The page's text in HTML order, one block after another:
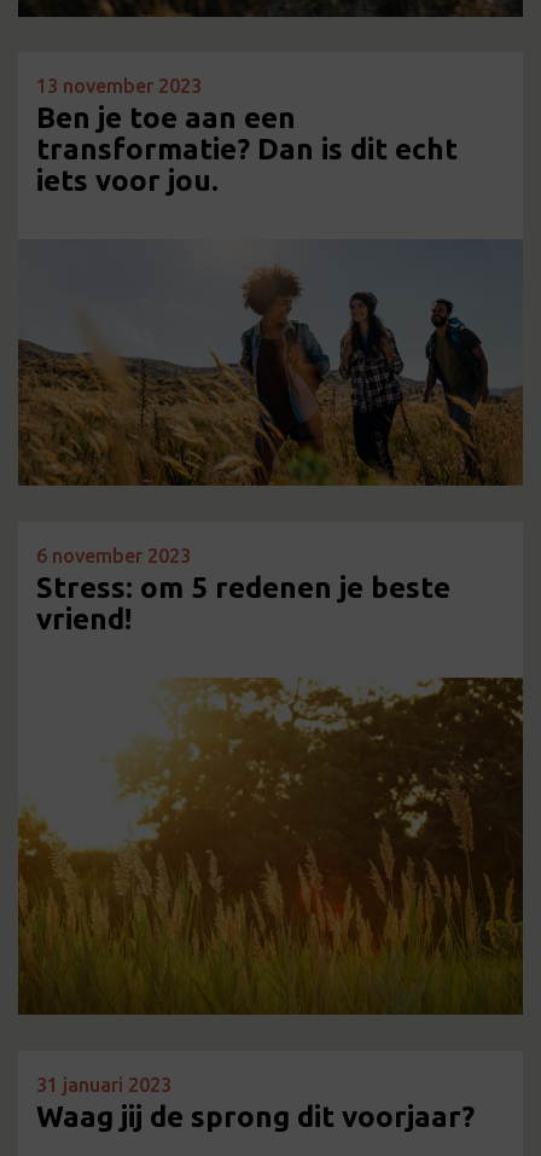
13 november 2023
Ben je toe aan een
transformatie? Dan is dit echt
iets voor jou.
6 november 2023
Stress: om 5 redenen je beste
vriend!
31 januari 2023
Waag jij de sprong dit voorjaar?